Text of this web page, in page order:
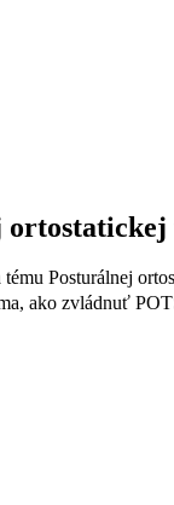
Posturálnej
ako zvládnuť